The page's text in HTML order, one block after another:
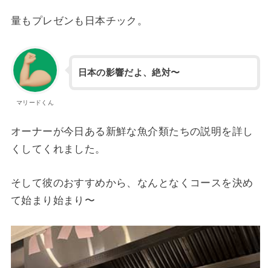
量もプレゼンも日本チック。
マリードくん
日本の影響だよ、絶対〜
オーナーが今日ある新鮮な魚介類たちの説明を詳し
くしてくれました。
そして彼のおすすめから、 なんとなくコースを決め
て始まり始まり〜